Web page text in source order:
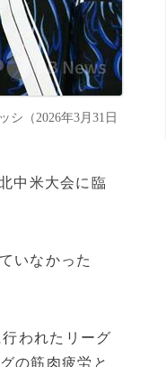
シ（2026年3月31日
中米大会に臨
いなかった
われたリーグ
の筋肉疲労と